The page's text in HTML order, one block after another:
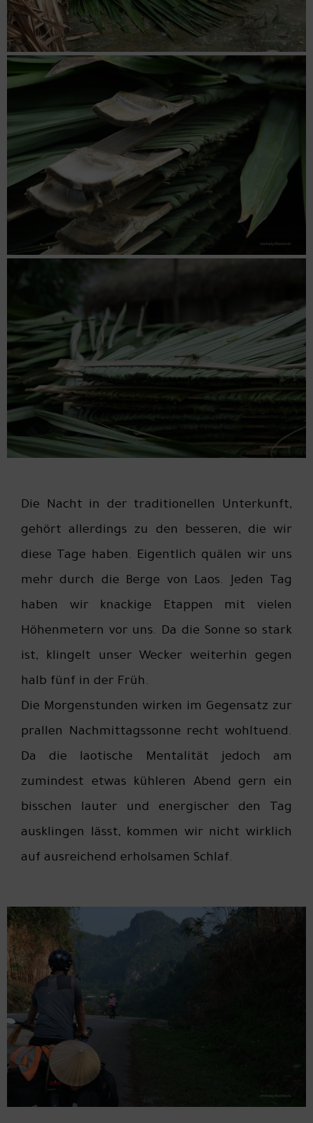
Die Nacht in der traditionellen Unterkunft,
gehört allerdings zu den besseren, die wir
diese Tage haben. Eigentlich quälen wir uns
mehr durch die Berge von Laos. Jeden Tag
haben wir knackige Etappen mit vielen
Höhenmetern vor uns. Da die Sonne so stark
ist, klingelt unser Wecker weiterhin gegen
halb fünf in der Früh.
Die Morgenstunden wirken im Gegensatz zur
prallen Nachmittagssonne recht wohltuend.
Da die laotische Mentalität jedoch am
zumindest etwas kühleren Abend gern ein
bisschen lauter und energischer den Tag
ausklingen lässt, kommen wir nicht wirklich
auf ausreichend erholsamen Schlaf.